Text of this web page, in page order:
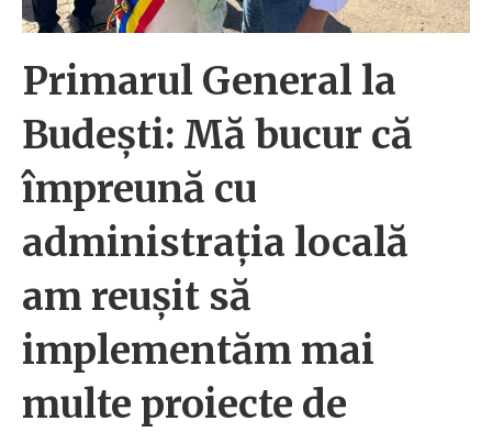
Primarul General la
Budești: Mă bucur că
împreună cu
administrația locală
am reușit să
implementăm mai
multe proiecte de